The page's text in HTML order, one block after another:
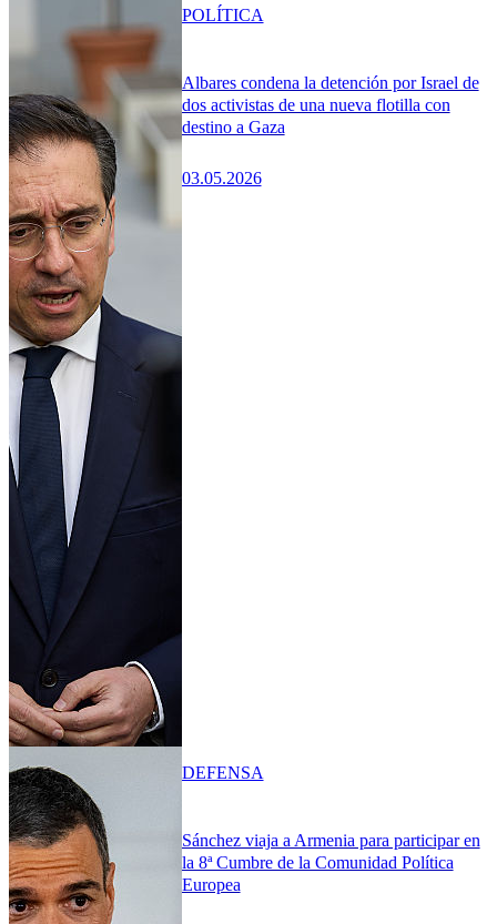
Albares condena la detención por Israel de
dos activistas de una nueva flotilla con
destino a Gaza
03.05.2026
POLÍTICA
Sánchez viaja a Armenia para participar en
la 8ª Cumbre de la Comunidad Política
Europea
DEFENSA